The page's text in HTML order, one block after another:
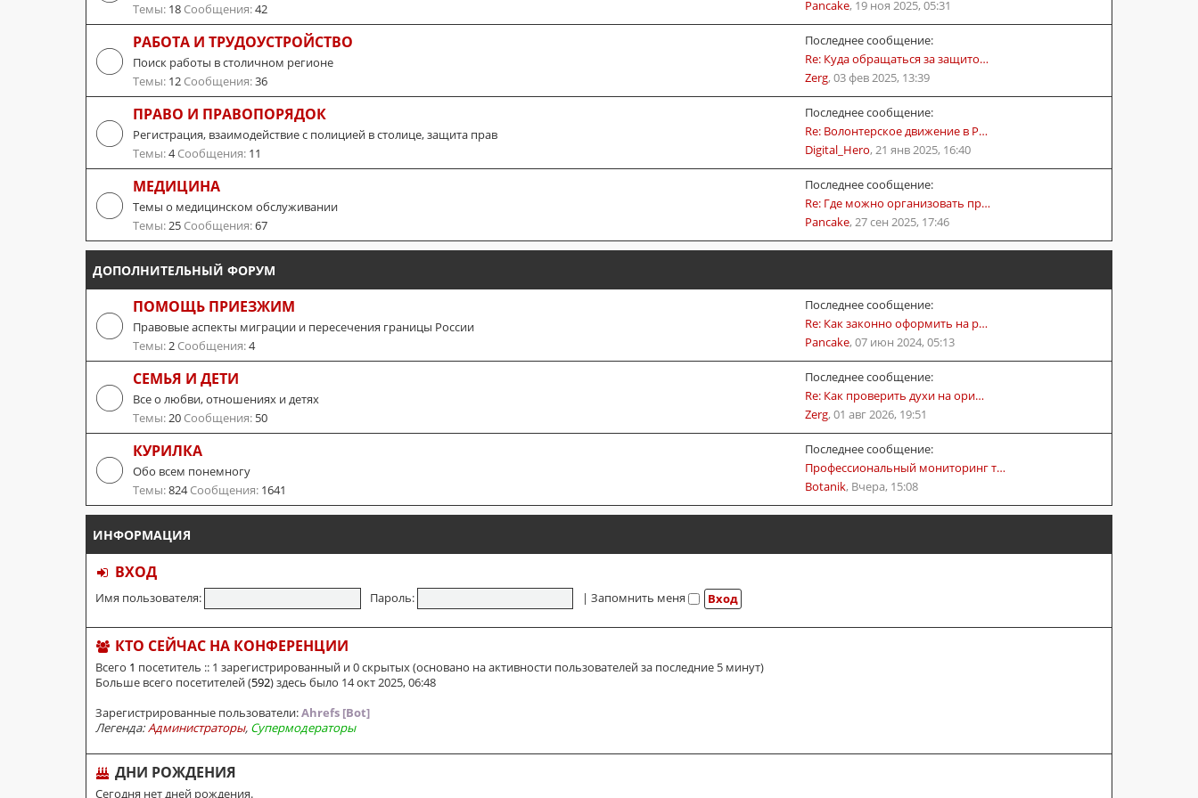
Темы: 18 Сообщения:42
Pancake, 19 ноя 2025, 05:31
РАБОТА И ТРУДОУСТРОЙСТВО
Поиск работы в столичном регионе
Темы: 12 Сообщения:36
Последнее сообщение:
Re: Куда обращаться за защито…
Zerg, 03 фев 2025, 13:39
ПРАВО И ПРАВОПОРЯДОК
Регистрация, взаимодействие с полицией в столице, защита прав
Темы:4Сообщения: 11
Последнее сообщение:
Re: Волонтерское движение в Р…
Digital_Hero, 21 янв 2025, 16:40
МЕДИЦИНА
Темы о медицинском обслуживании
Темы:25 Сообщения:67
Последнее сообщение:
Re: Где можно организовать пр…
Pancake, 27 сен 2025, 17:46
ДОПОЛНИТЕЛЬНЫЙ ФОРУМ
ПОМОЩЬ ПРИЕЗЖИМ
Правовые аспекты миграции и пересечения границы России
Темы:2 Сообщения:4
Последнее сообщение:
Re: Как законно оформить на р…
Pancake, 07 июн 2024, 05:13
СЕМЬЯ И ДЕТИ
Все о любви, отношениях и детях
Темы:20 Сообщения: 50
Последнее сообщение:
Re: Как проверить духи на ори…
Zerg, 01 авг 2026, 19:51
КУРИЛКА
Обо всем понемногу
Темы:824Сообщения: 1641
Последнее сообщение:
Профессиональный мониторинг т…
Botanik, Вчера, 15:08
ИНФОРМАЦИЯ
ВХОД
Имя пользователя: Пароль: | Запомнить меня
КТО СЕЙЧАС НА КОНФЕРЕНЦИИ
Всего 1 посетитель :: 1 зарегистрированный и 0 скрытых (основано на активности пользователей за последние 5 минут)
Больше всего посетителей (592) здесь было 14 окт 2025, 06:48
Зарегистрированные пользователи:Ahrefs [Bot]
Легенда:Администраторы, Супермодераторы
ДНИ РОЖДЕНИЯ
Сегодня нет дней рождения.